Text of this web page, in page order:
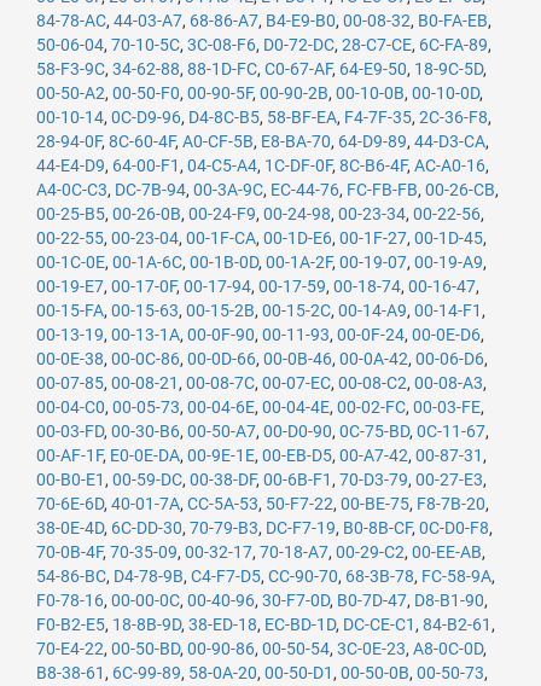
84-78-AC, 44-03-A7, 68-86-A7, B4-E9-B0, 00-08-32, B0-FA-EB,
50-06-04, 70-10-5C, 3C-08-F6, D0-72-DC, 28-C7-CE, 6C-FA-89,
58-F3-9C, 34-62-88, 88-1D-FC, C0-67-AF, 64-E9-50, 18-9C-5D,
00-50-A2, 00-50-F0, 00-90-5F, 00-90-2B, 00-10-0B, 00-10-0D,
00-10-14, 0C-D9-96, D4-8C-B5, 58-BF-EA, F4-7F-35, 2C-36-F8,
28-94-0F, 8C-60-4F, A0-CF-5B, E8-BA-70, 64-D9-89, 44-D3-CA,
44-E4-D9, 64-00-F1 , 04-C5-A4, 1C-DF-0F, 8C-B6-4F, AC-A0-16,
A4-0C-C3, DC-7B-94, 00-3A-9C, EC-44-76, FC-FB-FB, 00-26-CB,
00-25-B5, 00-26-0B, 00-24-F9, 00-24-98, 00-23-34, 00-22-56,
00-22-55, 00-23-04, 00-1F-CA, 00-1D-E6, 00-1F-27, 00-1D-45,
00-1C-0E, 00-1A-6C, 00-1B-0D, 00-1A-2F, 00-19-07, 00-19-A9,
00-19-E7, 00-17-0F, 00-17-94, 00-17-59, 00-18-74, 00-16-47,
00-15-FA, 00-15-63, 00-15-2B, 00-15-2C, 00-14-A9, 00-14-F1 ,
00-13-19, 00-13-1A, 00-0F-90, 00-11-93, 00-0F-24, 00-0E-D6,
00-0E-38, 00-0C-86, 00-0D-66, 00-0B-46, 00-0A-42, 00-06-D6,
00-07-85, 00-08-21 , 00-08-7C, 00-07-EC, 00-08-C2, 00-08-A3,
00-04-C0, 00-05-73, 00-04-6E, 00-04-4E, 00-02-FC, 00-03-FE,
00-03-FD, 00-30-B6, 00-50-A7, 00-D0-90, 0C-75-BD, 0C-11-67,
00-AF-1F, E0-0E-DA, 00-9E-1E, 00-EB-D5, 00-A7-42, 00-87-31 ,
00-B0-E1 , 00-59-DC, 00-38-DF, 00-6B-F1 , 70-D3-79, 00-27-E3,
70-6E-6D, 40-01-7A, CC-5A-53, 50-F7-22, 00-BE-75, F8-7B-20,
38-0E-4D, 6C-DD-30, 70-79-B3, DC-F7-19, B0-8B-CF, 0C-D0-F8,
70-0B-4F, 70-35-09, 00-32-17, 70-18-A7, 00-29-C2, 00-EE-AB,
54-86-BC, D4-78-9B, C4-F7-D5, CC-90-70, 68-3B-78, FC-58-9A,
F0-78-16, 00-00-0C, 00-40-96, 30-F7-0D, B0-7D-47, D8-B1-90,
F0-B2-E5, 18-8B-9D, 38-ED-18, EC-BD-1D, DC-CE-C1 , 84-B2-61 ,
70-E4-22, 00-50-BD, 00-90-86, 00-50-54, 3C-0E-23, A8-0C-0D,
B8-38-61 , 6C-99-89, 58-0A-20, 00-50-D1 , 00-50-0B, 00-50-73,